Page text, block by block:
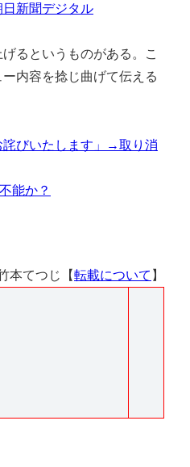
新聞デジタル
るというものがある。こ
内容を捻じ曲げて伝える
詫びいたします」→取り消
能か？
本てつじ【転載について 】